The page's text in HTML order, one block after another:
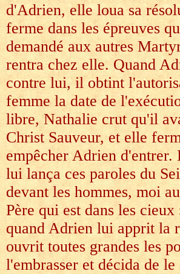
d'Adrien, elle loua sa
ferme dans les épreuves
demandé aux autres
rentra chez elle. Quand
contre lui, il obtint
femme la date de
libre, Nathalie crut qu'il
Christ Sauveur, et elle
empêcher Adrien
lui lança ces paroles du
devant les hommes, moi
Père qui est dans les
quand Adrien lui apprit la
ouvrit toutes grandes les
l'embrasser et décida de